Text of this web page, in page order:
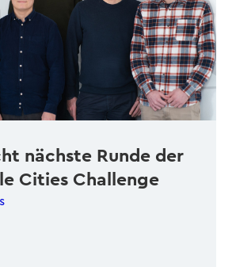
nächste Runde der
Cities Challenge